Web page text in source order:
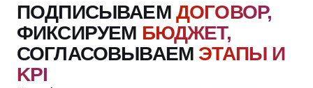
ПОДПИСЫВАЕМ ДОГОВОР,
ФИКСИРУЕМ БЮДЖЕТ,
СОГЛАСОВЫВАЕМ ЭТАПЫ И
KPI